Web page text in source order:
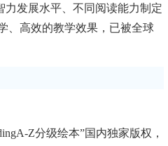
力发展水平、不同阅读能力制定
、高效的教学效果，已被全球
Z分级绘本”国内独家版权，